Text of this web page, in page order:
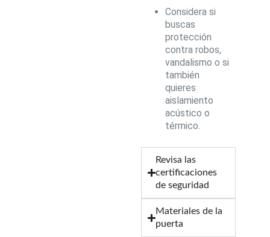
Considera si
buscas
protección
contra robos,
vandalismo o si
también
quieres
aislamiento
acústico o
térmico.
Revisa las
certificaciones
de seguridad
Materiales de la
puerta